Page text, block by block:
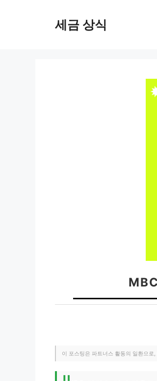
세금 상식
이 포스팅은 파트너스 활동의 일환으